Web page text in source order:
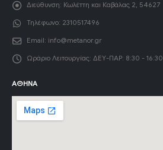
Διεύθυνση: Κωλέττη και Καβάλας 2, 54627
Τηλέφωνο: 2310517496
Email: info@metanor.gr
Ωράριο Λειτουργίας: ΔΕΥ-ΠΑΡ: 8:30 - 16:30
ΑΘΉΝΑ